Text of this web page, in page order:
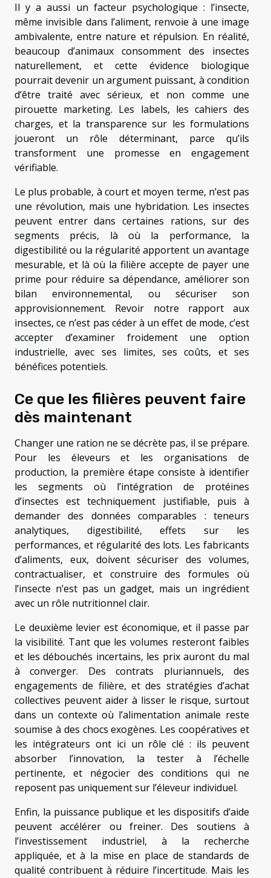
Il y a aussi un facteur psychologique : l’insecte,
même invisible dans l’aliment, renvoie à une image
ambivalente, entre nature et répulsion. En réalité,
beaucoup d’animaux consomment des insectes
naturellement, et cette évidence biologique
pourrait devenir un argument puissant, à condition
d’être traité avec sérieux, et non comme une
pirouette marketing. Les labels, les cahiers des
charges, et la transparence sur les formulations
joueront un rôle déterminant, parce qu’ils
transforment une promesse en engagement
vérifiable.
Le plus probable, à court et moyen terme, n’est pas
une révolution, mais une hybridation. Les insectes
peuvent entrer dans certaines rations, sur des
segments précis, là où la performance, la
digestibilité ou la régularité apportent un avantage
mesurable, et là où la filière accepte de payer une
prime pour réduire sa dépendance, améliorer son
bilan environnemental, ou sécuriser son
approvisionnement. Revoir notre rapport aux
insectes, ce n’est pas céder à un effet de mode, c’est
accepter d’examiner froidement une option
industrielle, avec ses limites, ses coûts, et ses
bénéfices potentiels.
Ce que les filières peuvent faire
dès maintenant
Changer une ration ne se décrète pas, il se prépare.
Pour les éleveurs et les organisations de
production, la première étape consiste à identifier
les segments où l’intégration de protéines
d’insectes est techniquement justifiable, puis à
demander des données comparables : teneurs
analytiques, digestibilité, effets sur les
performances, et régularité des lots. Les fabricants
d’aliments, eux, doivent sécuriser des volumes,
contractualiser, et construire des formules où
l’insecte n’est pas un gadget, mais un ingrédient
avec un rôle nutritionnel clair.
Le deuxième levier est économique, et il passe par
la visibilité. Tant que les volumes resteront faibles
et les débouchés incertains, les prix auront du mal
à converger. Des contrats pluriannuels, des
engagements de filière, et des stratégies d’achat
collectives peuvent aider à lisser le risque, surtout
dans un contexte où l’alimentation animale reste
soumise à des chocs exogènes. Les coopératives et
les intégrateurs ont ici un rôle clé : ils peuvent
absorber l’innovation, la tester à l’échelle
pertinente, et négocier des conditions qui ne
reposent pas uniquement sur l’éleveur individuel.
Enfin, la puissance publique et les dispositifs d’aide
peuvent accélérer ou freiner. Des soutiens à
l’investissement industriel, à la recherche
appliquée, et à la mise en place de standards de
qualité contribuent à réduire l’incertitude. Mais les